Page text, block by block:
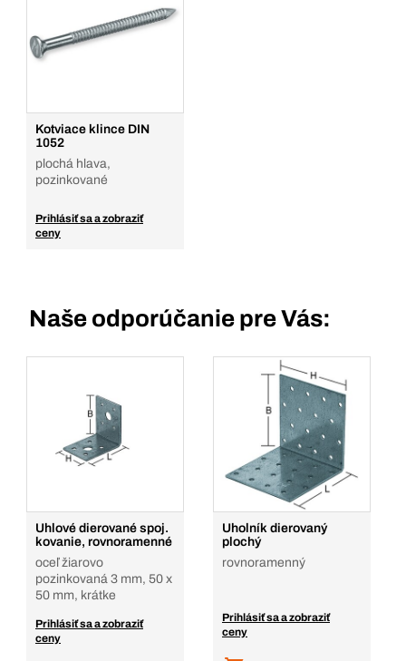
Kotviace klince DIN
1052
plochá hlava,
pozinkované
Prihlásiť sa a zobraziť
ceny
Naše odporúčanie pre Vás:
Uhlové dierované spoj.
kovanie, rovnoramenné
oceľ žiarovo
pozinkovaná 3 mm, 50 x
50 mm, krátke
Prihlásiť sa a zobraziť
ceny
Uholník dierovaný
plochý
rovnoramenný
Prihlásiť sa a zobraziť
ceny